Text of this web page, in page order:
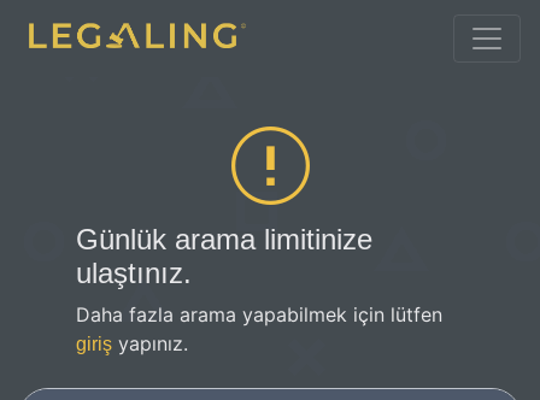
Günlük arama limitinize
ulaştınız.
Daha fazla arama yapabilmek için lütfen
giriş yapınız.